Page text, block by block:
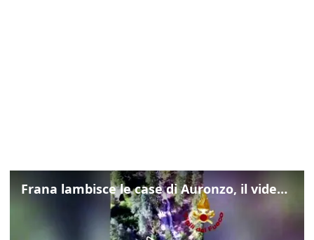
Frana lambisce le case di Auronzo, il video dall'elicottero dei vigili del fuoco